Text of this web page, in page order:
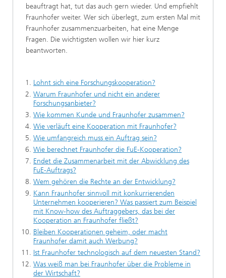
beauftragt hat, tut das auch gern wieder. Und empfiehlt
Fraunhofer weiter. Wer sich überlegt, zum ersten Mal mit
Fraunhofer zusammenzuarbeiten, hat eine Menge
Fragen. Die wichtigsten wollen wir hier kurz
beantworten.
Lohnt sich eine Forschungskooperation?
Warum Fraunhofer und nicht ein anderer
Forschungsanbieter?
Wie kommen Kunde und Fraunhofer zusammen?
Wie verläuft eine Kooperation mit Fraunhofer?
Wie umfangreich muss ein Auftrag sein?
Wie berechnet Fraunhofer die FuE-Kooperation?
Endet die Zusammenarbeit mit der Abwicklung des
FuE-Auftrags?
Wem gehören die Rechte an der Entwicklung?
Kann Fraunhofer sinnvoll mit konkurrierenden
Unternehmen kooperieren? Was passiert zum Beispiel
mit Know-how des Auftraggebers, das bei der
Kooperation an Fraunhofer fließt?
Bleiben Kooperationen geheim, oder macht
Fraunhofer damit auch Werbung?
Ist Fraunhofer technologisch auf dem neuesten Stand?
Was weiß man bei Fraunhofer über die Probleme in
der Wirtschaft?